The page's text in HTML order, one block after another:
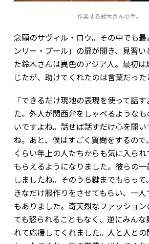
作業する鈴木さんの手。
念願のサヴィル・ロウ。その中でも
ンリー・プール」の扉が開き、見習
た鈴木さんは異色のアジア人。最初
じたが、助けてくれたのは言葉だった
「できるだけ現地の表現を使って話
た。外人が関西弁をしゃべるような
いですよね。話せば話すだけ心を開
ね。あと、僕はすごく質問をするので
くらい年上の人たちからも気に入られ
もらえるようになりました。彼らの
しましたね。そのうち鍵までもらっ
きなだけ服作りをさせてもらい、一人
もありました。奇天烈なファッショ
ても怒られることもなく、逆にみんな
れて応援してくれました。人と人と